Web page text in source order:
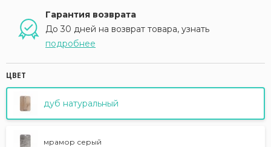
Гарантия возврата
До 30 дней на возврат товара, узнать
подробнее
ЦВЕТ
дуб натуральный
мрамор серый